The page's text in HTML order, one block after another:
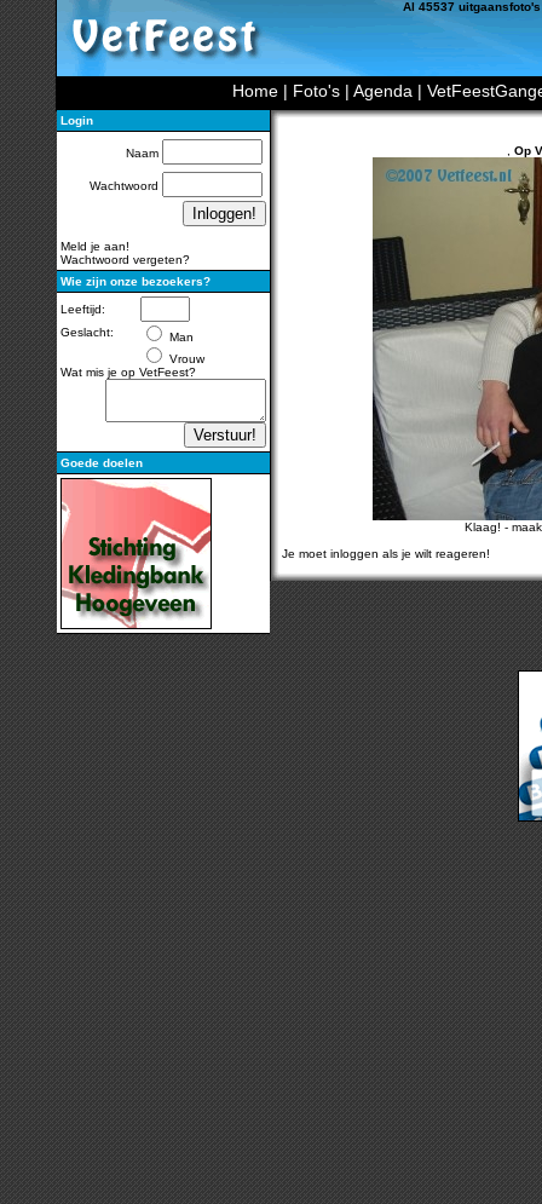
Al 45537
Home | Foto's | Agenda |
Login
Naam
Wachtwoord
Meld je aan!
Wachtwoord vergeten?
Wie zijn onze bezoekers?
Leeftijd:
Geslacht:
Man
Vrouw
Wat mis je op VetFeest?
Goede doelen
Op
Klaag! -
Je moet inloggen als je wilt reageren!